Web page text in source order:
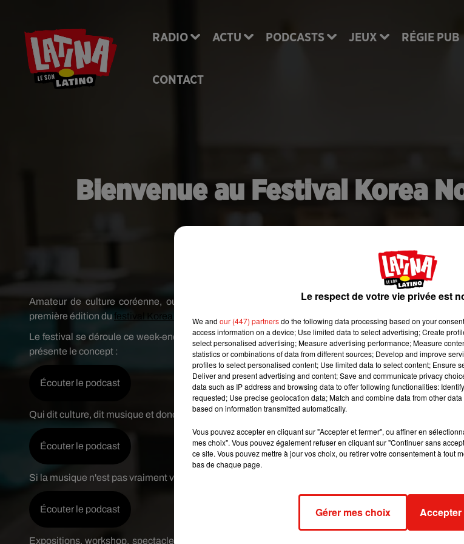
RADIO ACTU PODCASTS JEUX RÉGIE PUB
CONTACT
Bienvenue au Festival Korea
Le bon plan pour découvrir la Corée à Paris !
Facebook Festival Korea Now
Amateur de culture coréenne, ou tout simplement curieux de découvrir de nouveaux horizons ?
première édition du festival Korea Now
Le festival se déroule ce week-end au Pan Piper dans le 11ème . Xavier est l’organisateur de cette
présente le concept :
Écouter le podcast
Qui dit culture, dit musique et donc K Pop. Explications :
Écouter le podcast
Si la musique n'est pas vraiment votre truc, vous pourrez toujours tester la cuisine coréenne :
Écouter le podcast
Expositions, workshop, spectacles, marchés, ateliers culinaires ou encore projections... Le week-end
Le respect de votre vie privée est
We and our (447) partnersdo the following data processing based on your
access information on a device; Use limited data to select advertising; Create
select personalised advertising; Measure advertising performance; Measure
statistics or combinations of data from different sources; Develop and improve
profiles to select personalised content; Use limited data to select content; Ensure
Deliver and present advertising and content; Save and communicate privacy
data such as IP address and browsing data to offer following functionalities:
requested; Use precise geolocation data; Match and combine data from other
based on information transmitted automatically.
Vous pouvez accepter en cliquant sur "Accepter et fermer", ou affiner en
mes choix". Vous pouvez également refuser en cliquant sur "Continuer sans
ce site. Vous pouvez mettre à jour vos choix, ou retirer votre consentement à tout
bas de chaque page.
Gérer mes choix Accepter